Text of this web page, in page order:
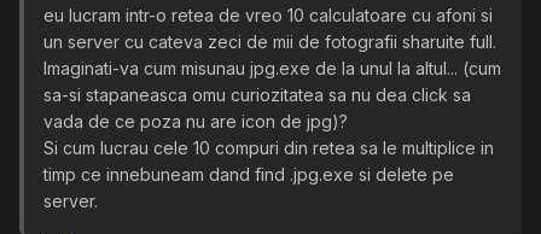
eu lucram intr-o retea de vreo 10 calculatoare cu afoni si
un server cu cateva zeci de mii de fotografii sharuite full.
Imaginati-va cum misunau jpg.exe de la unul la altul... (cum
sa-si stapaneasca omu curiozitatea sa nu dea click sa
vada de ce poza nu are icon de jpg)?
Si cum lucrau cele 10 compuri din retea sa le multiplice in
timp ce innebuneam dand find .jpg.exe si delete pe
server.